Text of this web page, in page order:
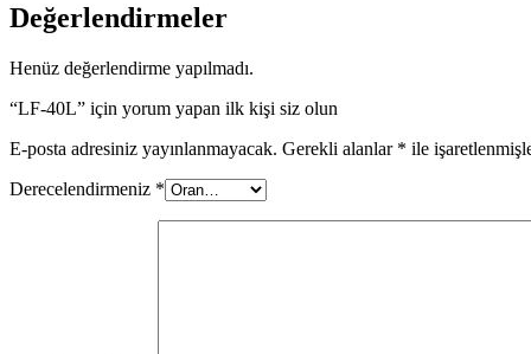
Değerlendirmeler
Henüz değerlendirme yapılmadı.
“LF-40L” için yorum yapan ilk kişi siz olun
E-posta adresiniz yayınlanmayacak. Gerekli alanlar * ile
Derecelendirmeniz *